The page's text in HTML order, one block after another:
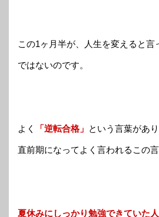
この1ヶ月半が、人生を変えると言
ではないのです。
よく 「逆転合格」 という言葉があ
直前期になってよく言われるこの言
夏休みにしっかり勉強できていた